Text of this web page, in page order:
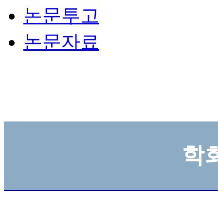
논문투고
논문자료
학